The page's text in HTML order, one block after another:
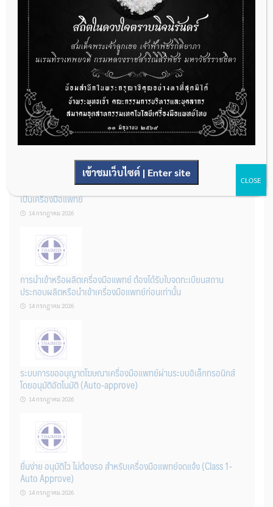
กองควบคุมเครื่องมือแพทย์ เปิดรับฟังความคิดเห็นหลักการยกร่าง
กฎหมาย จำนวน 3 ฉบับ ผ่านระบบกลางทางกฎหมาย
22 กรกฎาคม 2026
การโฆษณาเครื่องมือแพทย์แบบใดที่ได้รับการยกเว้นไม่ต้องขออนุญาต
14 กรกฎาคม 2026
รู้หรือไม่? ผลิตภัณฑ์ชุดตรวจสําหรับตรวจสอบการปนเปื้อนแบบใดจัด
เป็นเครื่องมือแพทย์
14 กรกฎาคม 2026
การนำเข้าหรือผลิตเครื่องมือแพทย์ ต้องได้รับใบจดทะเบียนสถาน
ประกอบผลิตหรือนำเข้าเครื่องมือแพทย์ก่อนเท่านั้น
14 กรกฎาคม 2026
ระบบการขออนุญาตโฆษณาเครื่องมือแพทย์ผ่านระบบอิเล็กทรอนิกส์
โดยอนุมัติอัตโนมัติ (Auto-approve)
14 กรกฎาคม 2026
ยื่นง่าย อนุมัติไว ไม่ต้องรอ สำหรับเครื่องมือแพทย์จดแจ้ง (Class 1-
Auto Approve)
14 กรกฎาคม 2026
เข้าชมเว็บไซต์ | Enter site
CLOSE